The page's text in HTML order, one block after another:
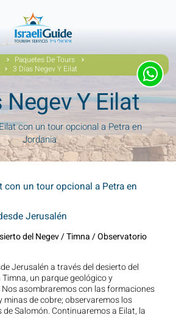
Paquetes De Tours
3 Días Negev Y Eilat
Y Eilat
con un tour opcional a Petra en
Jordania
con un tour opcional a Petra en
Jerusalén
del Negev / Timna / Observatorio
Jerusalén a través del desierto del
un parque geológico y
asombraremos con las formaciones
minas de cobre; observaremos los
Salomón. Continuaremos a Eilat, la
Nuestros Tours
Tours virtuales
Somos
Testimonios
Galería
De Israel
Noticias Covid19
עב